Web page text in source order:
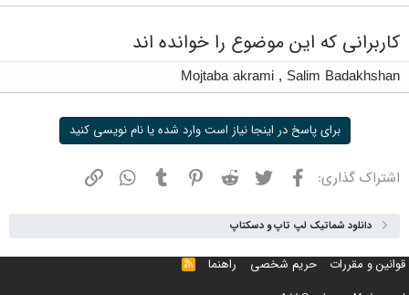
کاربرانی که این موضوع را خوانده اند
Salim Badakhshan
,
Mojtaba akrami
برای پاسخ در اینجا نیاز است وارد شده یا نام نویسی کنید
اشتراک گذاری: فیسبوک توییتر ردیت پینترستتامبلر واتسپ
دانلود شماتیک لپ تاپ و دسکتاپ
قوانین و مقررات حریم شخصی راهنما خوراک